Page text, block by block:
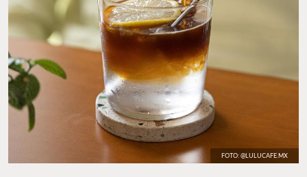
FOTO: @LULUCAFE.MX